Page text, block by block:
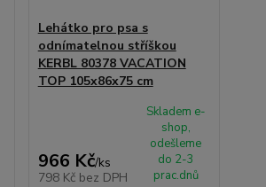
Lehátko pro psa s
odnímatelnou stříškou
KERBL 80378 VACATION
TOP 105x86x75 cm
966 Kč/ks
798 Kč bez DPH
Skladem e-
shop,
odešleme
do 2-3
prac.dnů